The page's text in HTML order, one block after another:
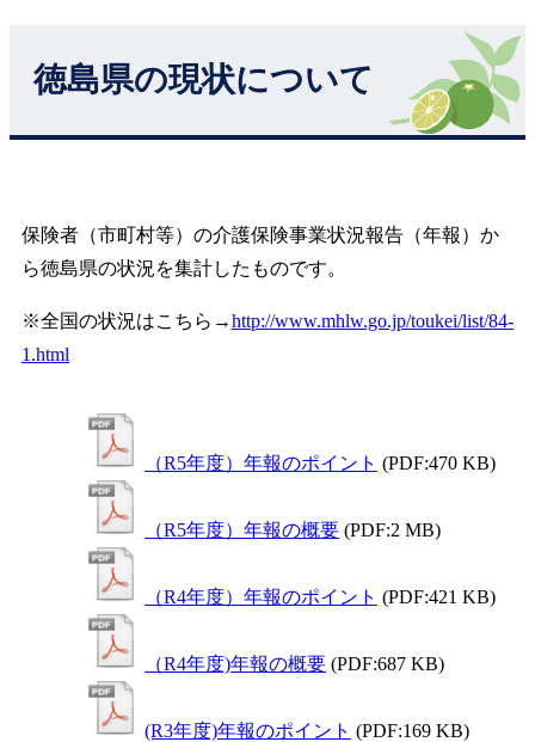
徳島県の現状について
保険者（市町村等）の介護保険事業状況報告（年報）か
ら徳島県の状況を集計したものです。
※全国の状況はこちら→http://www.mhlw.go.jp/toukei/list/84-
1.html
（R5年度）年報のポイント (PDF:470 KB)
（R5年度）年報の概要 (PDF:2 MB)
（R4年度）年報のポイント (PDF:421 KB)
（R4年度)年報の概要 (PDF:687 KB)
(R3年度)年報のポイント (PDF:169 KB)